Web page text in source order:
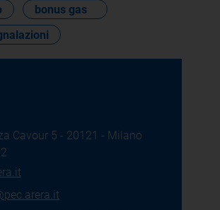
bonus gas
Cavour 5 - 20121 - Milano